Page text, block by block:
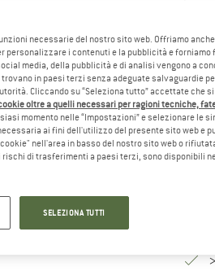
180
necessarie del nostro sito web. Offriamo
i contenuti e la pubblicità e forniamo
media, della pubblicità e di analisi vengono a
in paesi terzi senza adeguate salvaguardie
Cliccando su “Seleziona tutto” accettate che
oltre a quelli necessari per ragioni tecniche,
momento nelle “Impostazioni” e selezionare le
ai fini dell'utilizzo del presente sito web e
nell'area in basso del nostro sito web o
di trasferimenti a paesi terzi, sono disponibili
SELEZIONA TUTTI